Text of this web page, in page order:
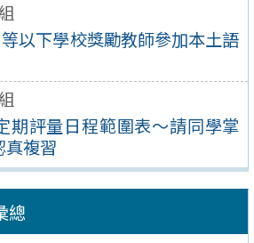
以下學校獎勵教師參加本土語
期評量日程範圍表～請同學掌
真複習
總